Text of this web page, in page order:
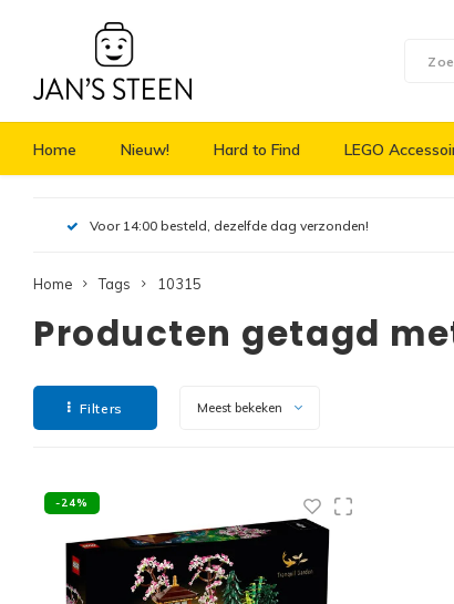
Home Nieuw! Hard to Find LEGO
Voor 14:00 besteld, dezelfde dag verzonden!
Home Tags 10315
Producten getagd
Filters Meest bekeken
-24%